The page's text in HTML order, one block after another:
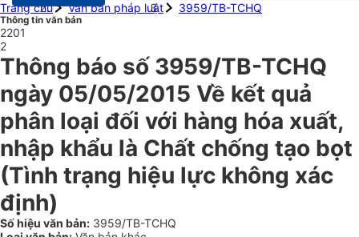
Trang chủ
Văn bản pháp luật 3959/TB-TCHQ
Thông tin văn bản
2201
2
Thông báo số 3959/TB-TCHQ
ngày 05/05/2015 Về kết quả
phân loại đối với hàng hóa xuất,
nhập khẩu là Chất chống tạo bọt
(Tình trạng hiệu lực không xác
định)
Số hiệu văn bản: 3959/TB-TCHQ